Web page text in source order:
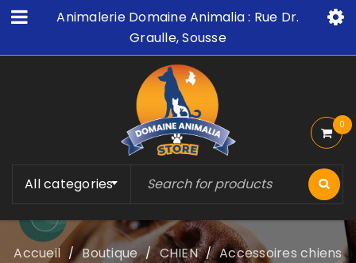
Animalerie Domaine Animalia : Rue Dr.
Graulle, Sousse
All categories
0
Accueil / Boutique / CHIEN / Accessoires chiens